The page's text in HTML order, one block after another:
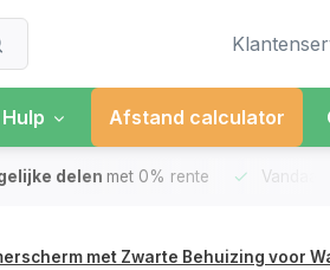
Afstand calculator
delen met 0% rente
met Zwarte Behuizing voor